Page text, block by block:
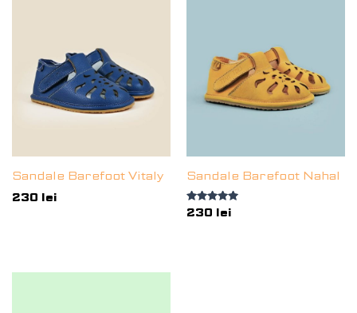
Sandale Barefoot Vitaly
230 lei
Sandale Barefoot Nahal
Evaluat la
5.00
230 lei